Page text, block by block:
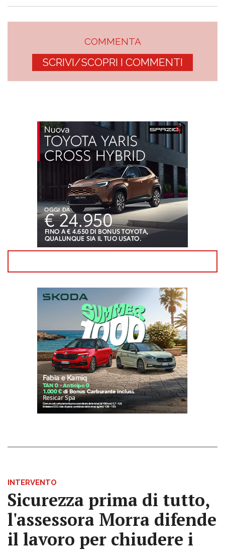
COMMENTA
SCRIVI/SCOPRI I COMMENTI
INTERVENTO
Sicurezza prima di tutto,
l'assessora Morra difende
il lavoro per chiudere i